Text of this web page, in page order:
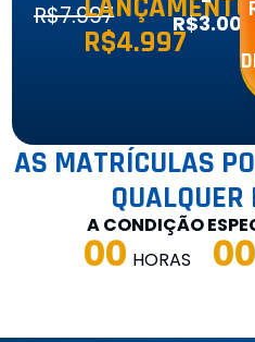
R$7.997
R$4.997
R$3.000
AS MATRÍCULAS
QUALQUER
A CONDIÇÃO
00 HORAS 00